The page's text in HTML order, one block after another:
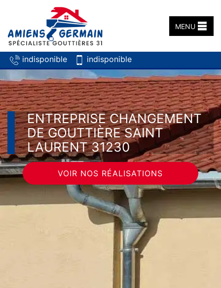
indisponible indisponible
MENU
ENTREPRISE CHANGEMENT
DE GOUTTIÈRE SAINT
LAURENT 31230
VOIR NOS RÉALISATIONS